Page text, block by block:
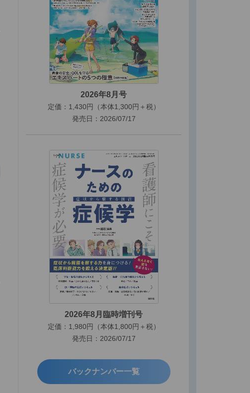
2026年8月号
定価：1,430円（本体1,300円＋税）
発売日：2026/07/17
2026年8月臨時増刊号
定価：1,980円（本体1,800円＋税）
発売日：2026/07/17
バックナンバー一覧